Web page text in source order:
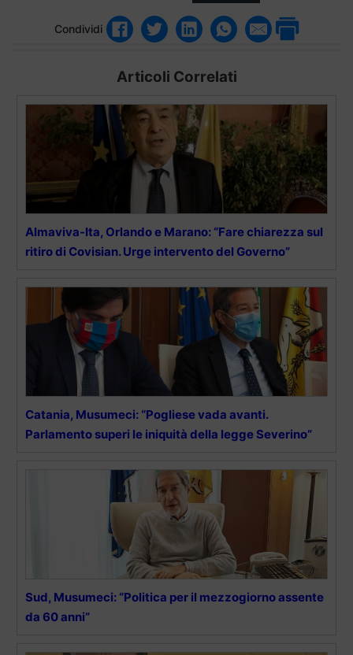
Condividi
Articoli Correlati
Almaviva-Ita, Orlando e Marano: “Fare chiarezza sul
ritiro di Covisian. Urge intervento del Governo”
Catania, Musumeci: “Pogliese vada avanti.
Parlamento superi le iniquità della legge Severino”
Sud, Musumeci: “Politica per il mezzogiorno assente
da 60 anni”